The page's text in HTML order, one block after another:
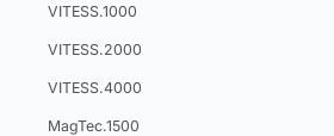
VITESS.1000
VITESS.2000
VITESS.4000
MagTec.1500